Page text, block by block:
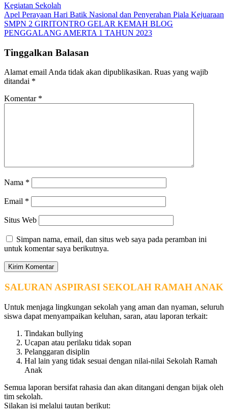
Kegiatan Sekolah
Navigasi
pos
Apel Perayaan Hari Batik Nasional dan Penyerahan Piala Kejuaraan
SMPN 2 GIRITONTRO GELAR KEMAH BLOG
PENGGALANG AMERTA 1 TAHUN 2023
Tinggalkan Balasan
Alamat email Anda tidak akan dipublikasikan. Ruas yang wajib
ditandai *
Komentar *
Nama *
Email *
Situs Web
Simpan nama, email, dan situs web saya pada peramban ini
untuk komentar saya berikutnya.
SALURAN ASPIRASI SEKOLAH RAMAH ANAK
Untuk menjaga lingkungan sekolah yang aman dan nyaman, seluruh
siswa dapat menyampaikan keluhan, saran, atau laporan terkait:
Tindakan bullying
Ucapan atau perilaku tidak sopan
Pelanggaran disiplin
Hal lain yang tidak sesuai dengan nilai-nilai Sekolah Ramah
Anak
Semua laporan bersifat rahasia dan akan ditangani dengan bijak oleh
tim sekolah.
Silakan isi melalui tautan berikut: